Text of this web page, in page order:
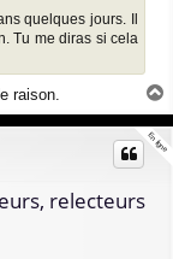
quelques jours. Il
Tu me diras si cela
raison.
u
t
relecteurs
En ligne
En ligne